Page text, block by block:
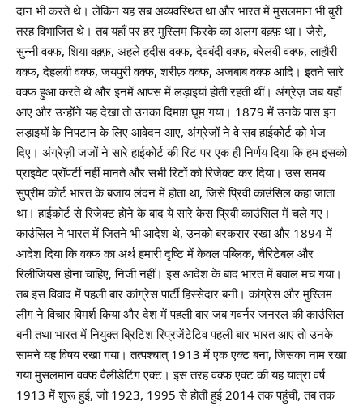
दान भी करते थे। लेकिन यह सब अव्यवस्थित था और भारत में मुसलमान भी बुरी
तरह विभाजित थे। तब यहॉं पर हर मुस्लिम फिरके का अलग वक़्फ़ था। जैसे,
सुन्नी वक्फ, शिया वक़्फ़, अहले हदीस वक्फ, देवबंदी वक्फ, बरेलवी वक्फ, लाहौरी
वक्फ, देहलवी वक्फ, जयपुरी वक्फ, शरीफ़ वक्फ, अजबाब वक्फ आदि। इतने सारे
वक्फ हुआ करते थे और इनमें आपस में लड़ाइयां होती रहती थीं। अंग्रेज़ जब यहाँ
आए और उन्होंने यह देखा तो उनका दिमाग़ घूम गया। 1879 में उनके पास इन
लड़ाइयों के निपटान के लिए आवेदन आए, अंग्रेजों ने वे सब हाईकोर्ट को भेज
दिए। अंग्रेज़ी जजों ने सारे हाईकोर्ट की रिट पर एक ही निर्णय दिया कि हम इसको
प्राइवेट प्रॉपर्टी नहीं मानते और सभी रिटों को रिजेक्ट कर दिया। उस समय
सुप्रीम कोर्ट भारत के बजाय लंदन में होता था, जिसे प्रिवी काउंसिल कहा जाता
था। हाईकोर्ट से रिजेक्ट होने के बाद ये सारे केस प्रिवी काउंसिल में चले गए।
काउंसिल ने भारत में जितने भी आदेश थे, उनको बरकरार रखा और 1894 में
आदेश दिया कि वक्फ का अर्थ हमारी दृष्टि में केवल पब्लिक, चैरिटेबल और
रिलीजियस होना चाहिए, निजी नहीं। इस आदेश के बाद भारत में बवाल मच गया।
तब इस विवाद में पहली बार कांग्रेस पार्टी हिस्सेदार बनी। कांग्रेस और मुस्लिम
लीग ने विचार विमर्श किया और देश में पहली बार जब गवर्नर जनरल की काउंसिल
बनी तथा भारत में नियुक्त ब्रिटिश रिप्रजेंटेटिव पहली बार भारत आए तो उनके
सामने यह विषय रखा गया। तत्पश्चात् 1913 में एक एक्ट बना, जिसका नाम रखा
गया मुसलमान वक्फ वैलीडेटिंग एक्ट। इस तरह वक्फ एक्ट की यह यात्रा वर्ष
1913 में शुरू हुई, जो 1923, 1995 से होती हुई 2014 तक पहुंची, तब तक